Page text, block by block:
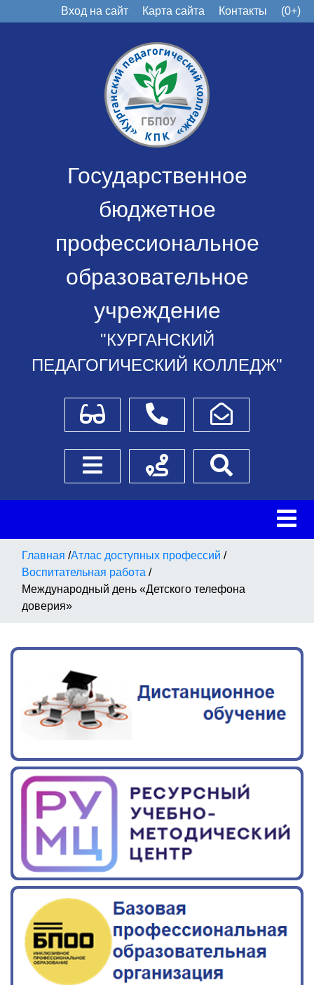
Вход на сайт Карта сайта Контакты (0+)
Государственное
бюджетное
профессиональное
образовательное
учреждение
"КУРГАНСКИЙ
ПЕДАГОГИЧЕСКИЙ КОЛЛЕДЖ"
Для слабовидящихТелефоныНаписать обращение
Боковое менюСхема проезда
Главная /Атлас доступных профессий /
Воспитательная работа /
Международный день «Детского телефона
доверия»